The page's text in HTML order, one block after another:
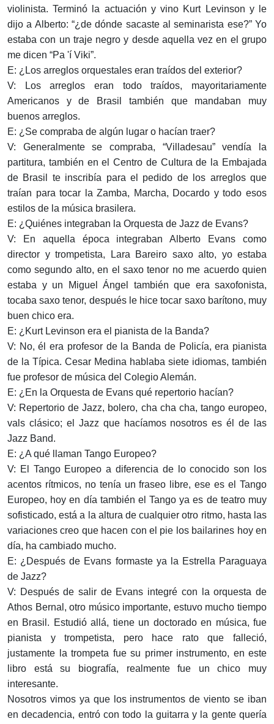
violinista. Terminó la actuación y vino Kurt Levinson y le
dijo a Alberto: “¿de dónde sacaste al seminarista ese?” Yo
estaba con un traje negro y desde aquella vez en el grupo
me dicen “Pa 'í Viki”.
E: ¿Los arreglos orquestales eran traídos del exterior?
V: Los arreglos eran todo traídos, mayoritariamente
Americanos y de Brasil también que mandaban muy
buenos arreglos.
E: ¿Se compraba de algún lugar o hacían traer?
V: Generalmente se compraba, “Villadesau” vendía la
partitura, también en el Centro de Cultura de la Embajada
de Brasil te inscribía para el pedido de los arreglos que
traían para tocar la Zamba, Marcha, Docardo y todo esos
estilos de la música brasilera.
E: ¿Quiénes integraban la Orquesta de Jazz de Evans?
V: En aquella época integraban Alberto Evans como
director y trompetista, Lara Bareiro saxo alto, yo estaba
como segundo alto, en el saxo tenor no me acuerdo quien
estaba y un Miguel Ángel también que era saxofonista,
tocaba saxo tenor, después le hice tocar saxo barítono, muy
buen chico era.
E: ¿Kurt Levinson era el pianista de la Banda?
V: No, él era profesor de la Banda de Policía, era pianista
de la Típica. Cesar Medina hablaba siete idiomas, también
fue profesor de música del Colegio Alemán.
E: ¿En la Orquesta de Evans qué repertorio hacían?
V: Repertorio de Jazz, bolero, cha cha cha, tango europeo,
vals clásico; el Jazz que hacíamos nosotros es él de las
Jazz Band.
E: ¿A qué llaman Tango Europeo?
V: El Tango Europeo a diferencia de lo conocido son los
acentos rítmicos, no tenía un fraseo libre, ese es el Tango
Europeo, hoy en día también el Tango ya es de teatro muy
sofisticado, está a la altura de cualquier otro ritmo, hasta las
variaciones creo que hacen con el pie los bailarines hoy en
día, ha cambiado mucho.
E: ¿Después de Evans formaste ya la Estrella Paraguaya
de Jazz?
V: Después de salir de Evans integré con la orquesta de
Athos Bernal, otro músico importante, estuvo mucho tiempo
en Brasil. Estudió allá, tiene un doctorado en música, fue
pianista y trompetista, pero hace rato que falleció,
justamente la trompeta fue su primer instrumento, en este
libro está su biografía, realmente fue un chico muy
interesante.
Nosotros vimos ya que los instrumentos de viento se iban
en decadencia, entró con todo la guitarra y la gente quería